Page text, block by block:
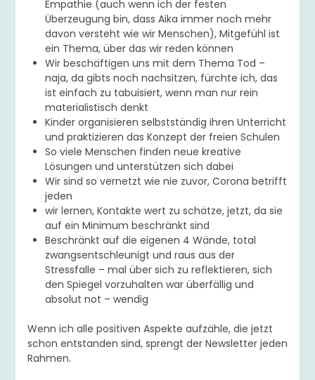
Empathie (auch wenn ich der festen
Überzeugung bin, dass Aika immer noch mehr
davon versteht wie wir Menschen), Mitgefühl ist
ein Thema, über das wir reden können
Wir beschäftigen uns mit dem Thema Tod –
naja, da gibts noch nachsitzen, fürchte ich, das
ist einfach zu tabuisiert, wenn man nur rein
materialistisch denkt
Kinder organisieren selbstständig ihren Unterricht
und praktizieren das Konzept der freien Schulen
So viele Menschen finden neue kreative
Lösungen und unterstützen sich dabei
Wir sind so vernetzt wie nie zuvor, Corona betrifft
jeden
wir lernen, Kontakte wert zu schätze, jetzt, da sie
auf ein Minimum beschränkt sind
Beschränkt auf die eigenen 4 Wände, total
zwangsentschleunigt und raus aus der
Stressfalle – mal über sich zu reflektieren, sich
den Spiegel vorzuhalten war überfällig und
absolut not – wendig
Wenn ich alle positiven Aspekte aufzähle, die jetzt
schon entstanden sind, sprengt der Newsletter jeden
Rahmen.